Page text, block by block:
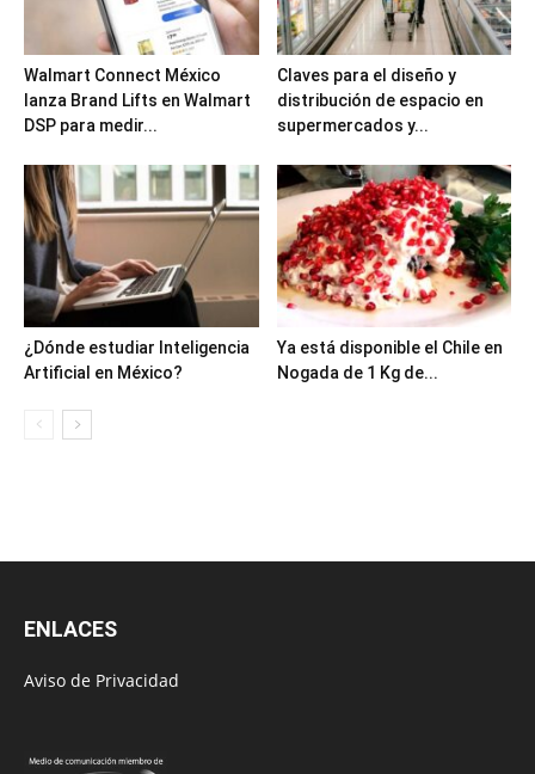
Walmart Connect México
lanza Brand Lifts en Walmart
DSP para medir...
Claves para el diseño y
distribución de espacio en
supermercados y...
¿Dónde estudiar Inteligencia
Artificial en México?
Ya está disponible el Chile en
Nogada de 1 Kg de...
ENLACES
Aviso de Privacidad